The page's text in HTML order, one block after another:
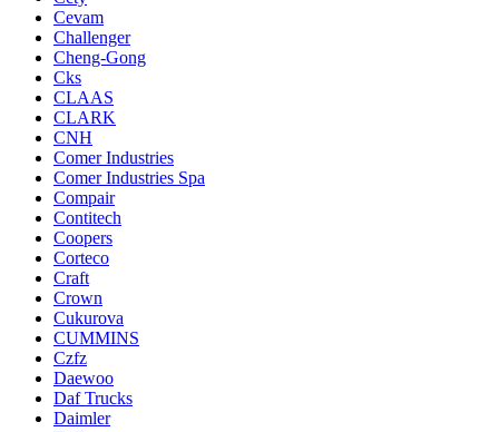
Cevam
Challenger
Cheng-Gong
Cks
CLAAS
CLARK
CNH
Comer Industries
Comer Industries Spa
Compair
Contitech
Coopers
Corteco
Craft
Crown
Cukurova
CUMMINS
Czfz
Daewoo
Daf Trucks
Daimler